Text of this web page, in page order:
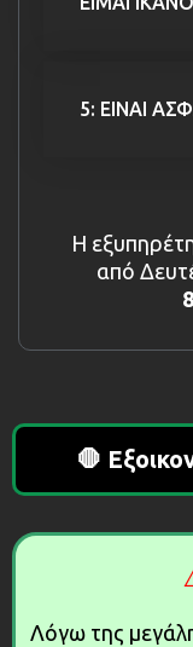
5: ΕΙΝΑΙ
Η
από
🛑
Λόγω της